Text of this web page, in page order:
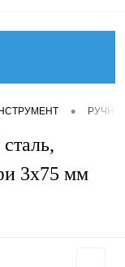
•
3х75 мм